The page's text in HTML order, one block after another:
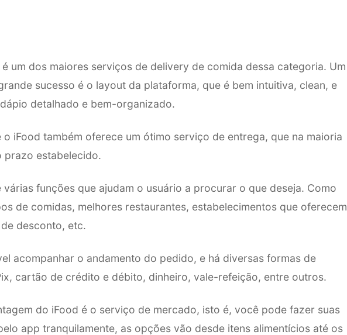
um dos maiores serviços de delivery de comida dessa categoria. Um
sucesso é o layout da plataforma, que é bem intuitiva, clean, e
detalhado e bem-organizado.
o iFood também oferece um ótimo serviço de entrega, que na maioria
prazo estabelecido.
funções que ajudam o usuário a procurar o que deseja. Como
de comidas, melhores restaurantes, estabelecimentos que oferecem
desconto, etc.
acompanhar o andamento do pedido, e há diversas formas de
cartão de crédito e débito, dinheiro, vale-refeição, entre outros.
do iFood é o serviço de mercado, isto é, você pode fazer suas
app tranquilamente, as opções vão desde itens alimentícios até os